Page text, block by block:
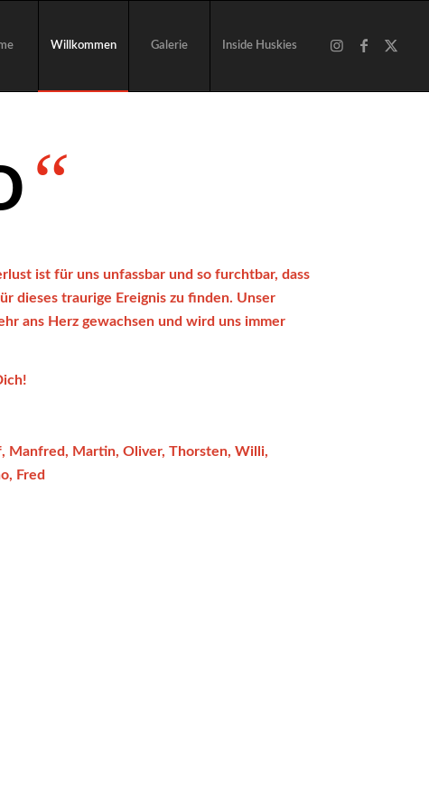
Willkommen Galerie Inside Huskies
“
ist für uns unfassbar und so furchtbar, dass
dieses traurige Ereignis zu finden. Unser
ans Herz gewachsen und wird uns immer
Manfred, Martin, Oliver, Thorsten, Willi,
Fred